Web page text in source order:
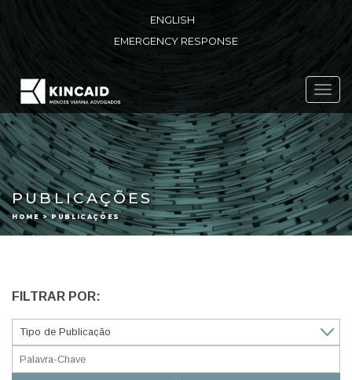
ENGLISH
EMERGENCY RESPONSE
PUBLICAÇÕES
HOME > PUBLICAÇÕES
FILTRAR POR: